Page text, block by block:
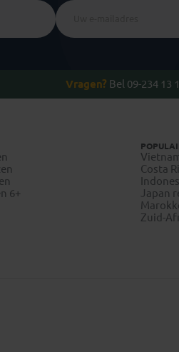
Vragen? Bel 09-234 13
6+
Costa
Japan
Zuid-